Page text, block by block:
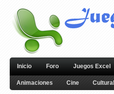
Inicio Foro Juegos Excel
Animaciones Cine